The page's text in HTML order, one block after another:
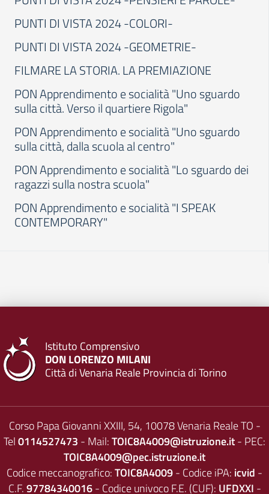
PUNTI DI VISTA 2024 -COLORI-
PUNTI DI VISTA 2024 -GEOMETRIE-
FILMARE LA STORIA. LA PREMIAZIONE
PON Apprendimento e socialità "Uno sguardo
sulla città. Verso il quartiere Rigola"
PON Apprendimento e socialità "Uno sguardo
sulla città, dalla scuola al centro"
PON Apprendimento e socialità "Lo sguardo dei
ragazzi sulla nostra scuola"
PON Apprendimento e socialità "I SPEAK
CONTEMPORARY"
Istituto Comprensivo
DON LORENZO MILANI
Città di Venaria Reale Provincia di Torino
Corso Papa Giovanni XXIII, 54, 10078 Venaria Reale TO -
Tel0114527473 - Mail:TOIC8A4009@istruzione.it- PEC:
TOIC8A4009@pec.istruzione.it
Codice meccanografico:TOIC8A4009- Codice iPA: icvid -
C.F.97784340016- Codice univoco F.E. (CUF): UFDXXI -